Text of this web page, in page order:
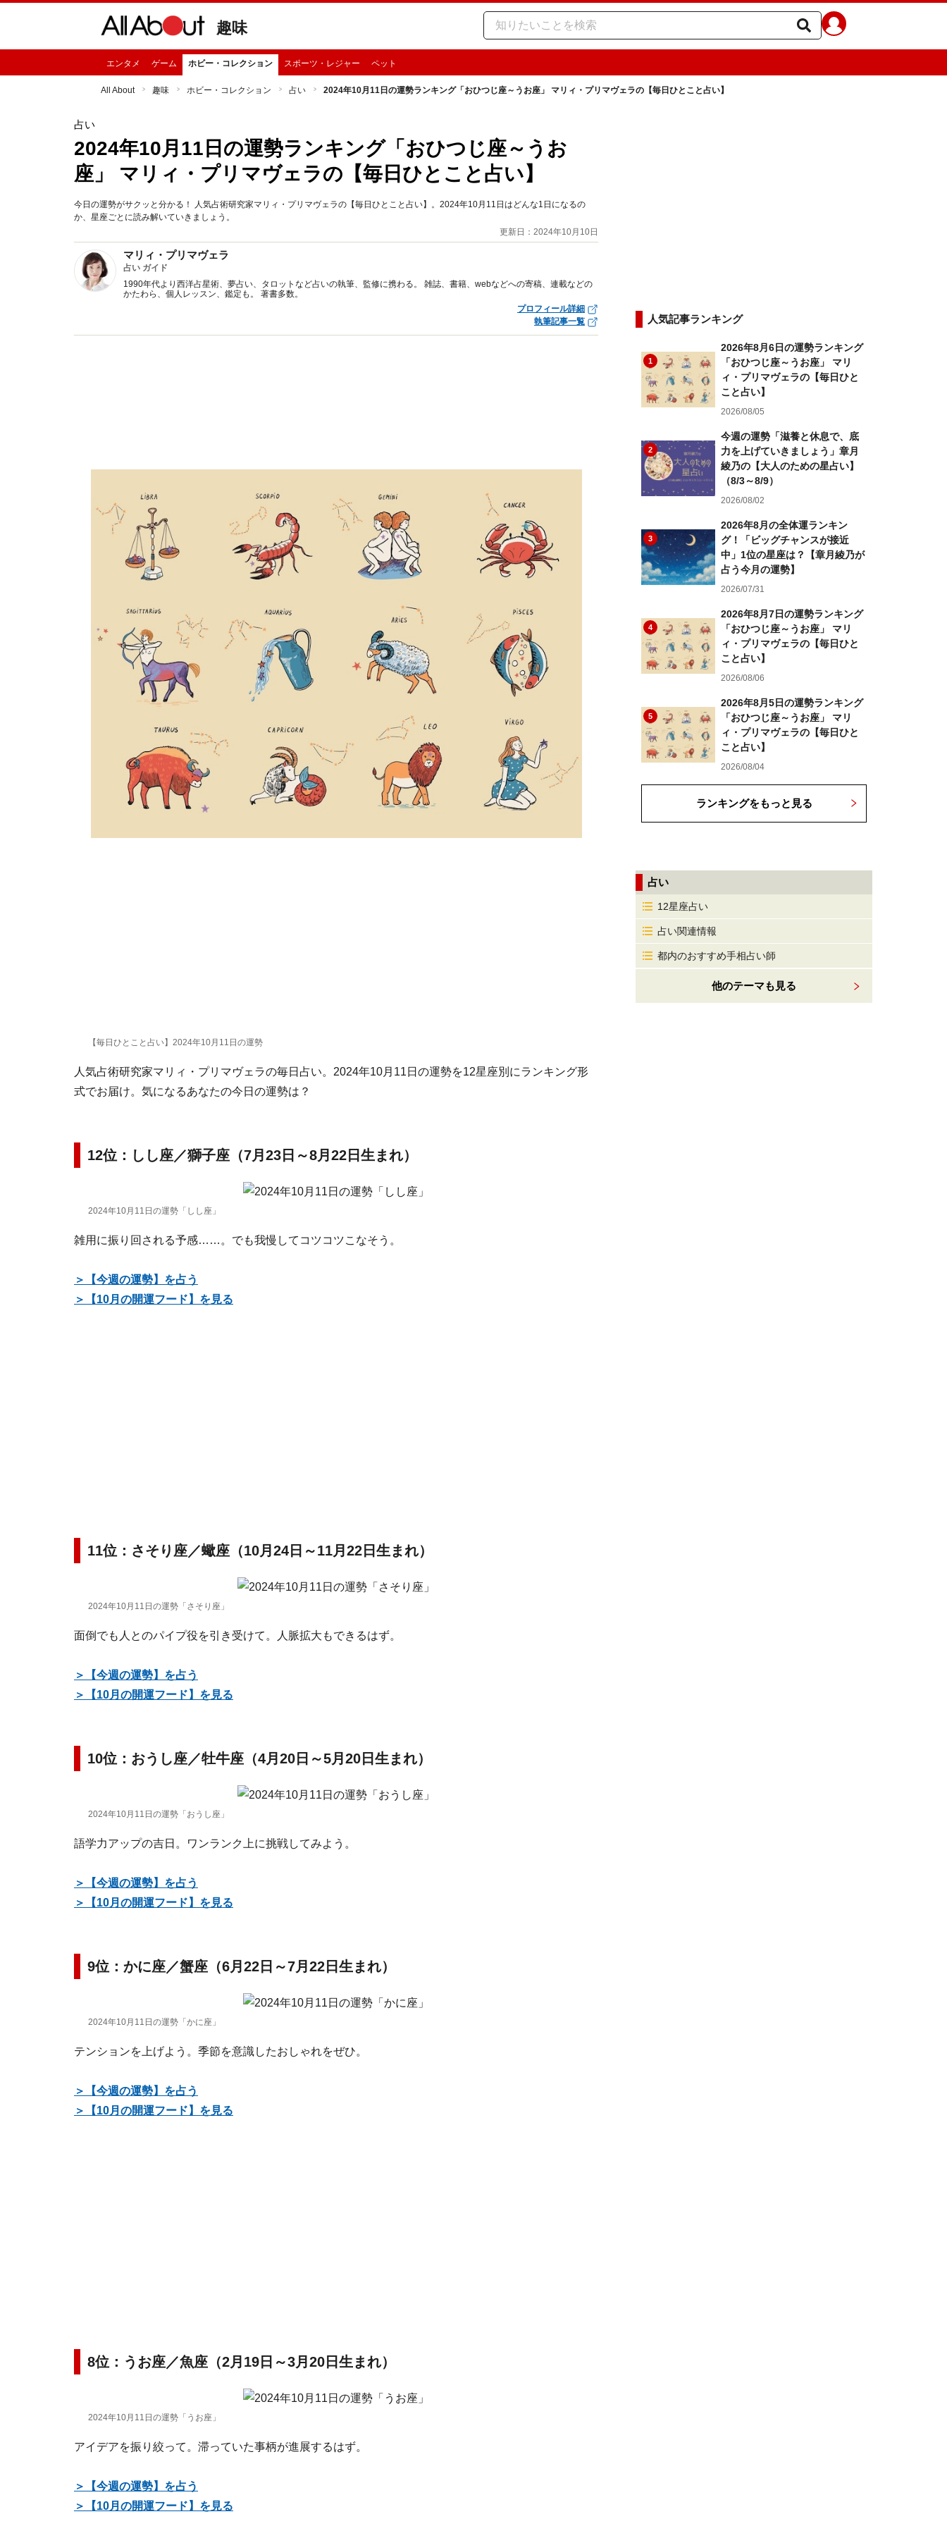
趣味
エンタメ ゲーム ホビー・コレクション スポーツ・レジャー ペット
All About 趣味 ホビー・コレクション 占い 2024年10月11日の運勢ランキング「おひつじ座～うお座」 マリィ・プリマヴェラの【毎日ひとこと占い】
占い
2024年10月11日の運勢ランキング「おひつじ座～うお
座」 マリィ・プリマヴェラの【毎日ひとこと占い】
今日の運勢がサクッと分かる！ 人気占術研究家マリィ・プリマヴェラの【毎日ひとこと占い】。2024年10月11日はどんな1日になるの
か、星座ごとに読み解いていきましょう。
更新日：2024年10月10日
マリィ・プリマヴェラ
占い ガイド
1990年代より西洋占星術、夢占い、タロットなど占いの執筆、監修に携わる。 雑誌、書籍、webなどへの寄稿、連載などの
かたわら、個人レッスン、鑑定も。 著書多数。
プロフィール詳細
執筆記事一覧
【毎日ひとこと占い】2024年10月11日の運勢
人気占術研究家マリィ・プリマヴェラの毎日占い。2024年10月11日の運勢を12星座別にランキング形
式でお届け。気になるあなたの今日の運勢は？
12位：しし座／獅子座（7月23日～8月22日生まれ）
2024年10月11日の運勢「しし座」
雑用に振り回される予感……。でも我慢してコツコツこなそう。
＞【今週の運勢】を占う
＞【10月の開運フード】を見る
11位：さそり座／蠍座（10月24日～11月22日生まれ）
2024年10月11日の運勢「さそり座」
面倒でも人とのパイプ役を引き受けて。人脈拡大もできるはず。
＞【今週の運勢】を占う
＞【10月の開運フード】を見る
10位：おうし座／牡牛座（4月20日～5月20日生まれ）
2024年10月11日の運勢「おうし座」
語学力アップの吉日。ワンランク上に挑戦してみよう。
＞【今週の運勢】を占う
＞【10月の開運フード】を見る
9位：かに座／蟹座（6月22日～7月22日生まれ）
2024年10月11日の運勢「かに座」
テンションを上げよう。季節を意識したおしゃれをぜひ。
＞【今週の運勢】を占う
＞【10月の開運フード】を見る
8位：うお座／魚座（2月19日～3月20日生まれ）
2024年10月11日の運勢「うお座」
アイデアを振り絞って。滞っていた事柄が進展するはず。
＞【今週の運勢】を占う
＞【10月の開運フード】を見る
人気記事ランキング
1
2026年8月6日の運勢ランキング
「おひつじ座～うお座」 マリ
ィ・プリマヴェラの【毎日ひと
こと占い】
2026/08/05
2
今週の運勢「滋養と休息で、底
力を上げていきましょう」章月
綾乃の【大人のための星占い】
（8/3～8/9）
2026/08/02
3
2026年8月の全体運ランキン
グ！「ビッグチャンスが接近
中」1位の星座は？【章月綾乃が
占う今月の運勢】
2026/07/31
4
2026年8月7日の運勢ランキング
「おひつじ座～うお座」 マリ
ィ・プリマヴェラの【毎日ひと
こと占い】
2026/08/06
5
2026年8月5日の運勢ランキング
「おひつじ座～うお座」 マリ
ィ・プリマヴェラの【毎日ひと
こと占い】
2026/08/04
ランキングをもっと見る
占い
12星座占い
占い関連情報
都内のおすすめ手相占い師
他のテーマも見る